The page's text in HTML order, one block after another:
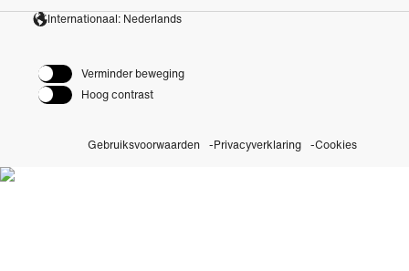
Internationaal: Nederlands
Verminder beweging
Hoog contrast
Gebruiksvoorwaarden Privacyverklaring Cookies